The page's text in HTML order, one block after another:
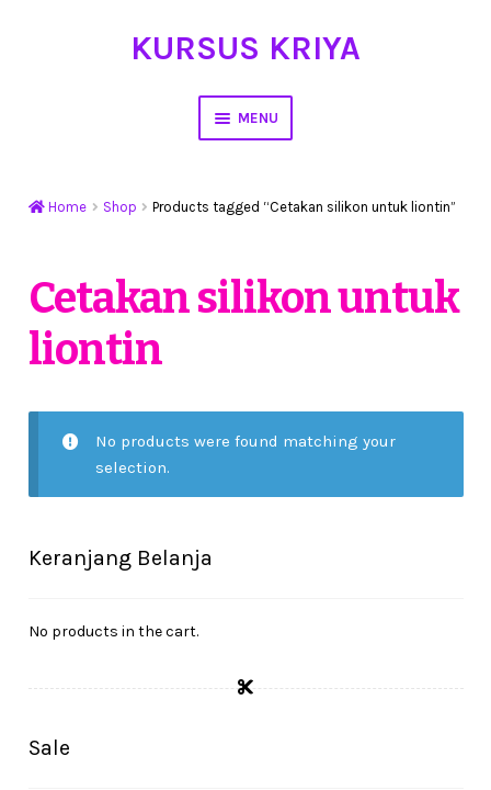
KURSUS KRIYA
MENU
Workshop Membuat Bunga Dari Stocking
Kursus Kerajinan Tangan
Cart
Cekresi
Checkout
Home Shop Products tagged “Cetakan silikon untuk liontin”
Cetakan silikon untuk
liontin
No products were found matching your
selection.
Keranjang Belanja
No products in the cart.
Sale